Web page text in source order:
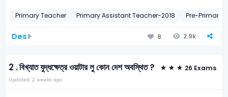
Primary Teacher Primary Assistant Teacher-2018 Pre-Primary
Des 8 2.9k
2 .বিখ্যাত যুদ্ধক্ষেত্র ওয়াটার লু কোন দেশ অবস্থিত ? 26 Exams
Updated: 2 weeks ago